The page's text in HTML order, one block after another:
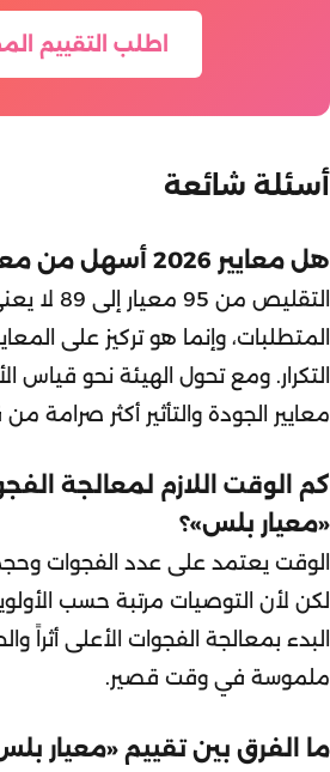
اطلب التقييم
أسئلة شائعة
هل معايير 2026 أسهل من معايير 2025؟
التقليص من
المتطلبات، وإنما هو تركيز على
التكرار. ومع تحول الهيئة نحو قياس
معايير الجودة والتأثير أكثر صرامة
كم الوقت اللازم لمعالجة
«معيار بلس»؟
الوقت يعتمد على عدد الفجوات
لكن لأن التوصيات مرتبة حسب
البدء بمعالجة الفجوات الأعلى أثراً
ملموسة في وقت قصير.
ما الفرق بين تقييم «معيار